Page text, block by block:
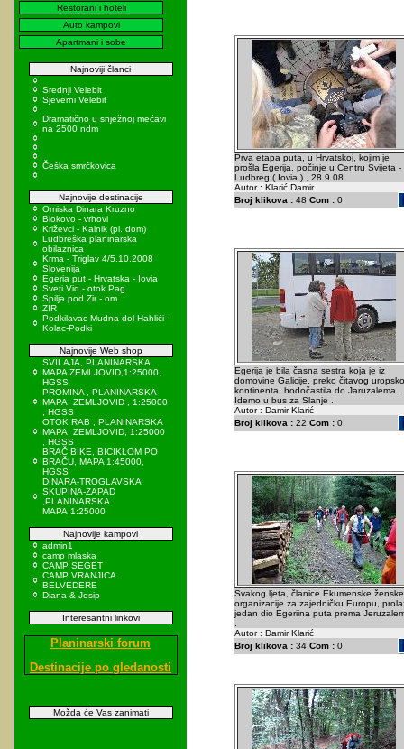
Restorani i hoteli
Auto kampovi
Apartmani i sobe
Najnoviji članci
Srednji Velebit
Sjeverni Velebit
Dramatično u snježnoj mećavi
na 2500 ndm
Češka smrčkovica
Najnovije destinacije
Omiska Dinara Kruzno
Biokovo - vrhovi
Križevci - Kalnik (pl. dom)
Ludbreška planinarska
obilaznica
Krma - Triglav 4/5.10.2008
Slovenija
Egeria put - Hrvatska - Iovia
Sveti Vid - otok Pag
Spilja pod Zir - om
ZIR
Podkilavac-Mudna dol-Hahlići-
Kolac-Podki
Najnovije Web shop
SVILAJA, PLANINARSKA
MAPA ZEMLJOVID,1:25000,
HGSS
PROMINA , PLANINARSKA
MAPA, ZEMLJOVID , 1:25000
, HGSS
OTOK RAB , PLANINARSKA
MAPA, ZEMLJOVID, 1:25000
, HGSS
BRAČ BIKE, BICIKLOM PO
BRAČU, MAPA 1:45000,
HGSS
DINARA-TROGLAVSKA
SKUPINA-ZAPAD
,PLANINARSKA
MAPA,1:25000
Najnovije kampovi
admin1
camp mlaska
CAMP SEGET
CAMP VRANJICA
BELVEDERE
Diana & Josip
Interesantni linkovi
Planinarski forum
Destinacije po gledanosti
Možda će Vas zanimati
Prva etapa puta, u Hrvatskoj, kojim je
prošla Egerija, počinje u Centru Svijeta -
Ludbreg ( Iovia ) , 28.9.08
Autor : Klarić Damir
Broj klikova :48 Com :0
Egerija je bila časna sestra koja je iz
domovine Galicije, preko čitavog
kontinenta, hodočastila do Jaruzalema.
Idemo u bus za Slanje .
Autor : Damir Klarić
Broj klikova :22 Com :0
Svakog ljeta, članice Ekumenske ženske
organizacije za zajedničku Europu,
jedan dio Egeriina puta prema
Autor : Damir Klarić
Broj klikova :34 Com :0